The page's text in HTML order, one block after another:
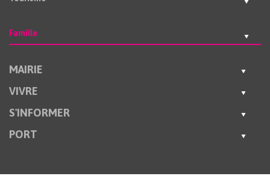
Famille
MAIRIE
VIVRE
S'INFORMER
PORT